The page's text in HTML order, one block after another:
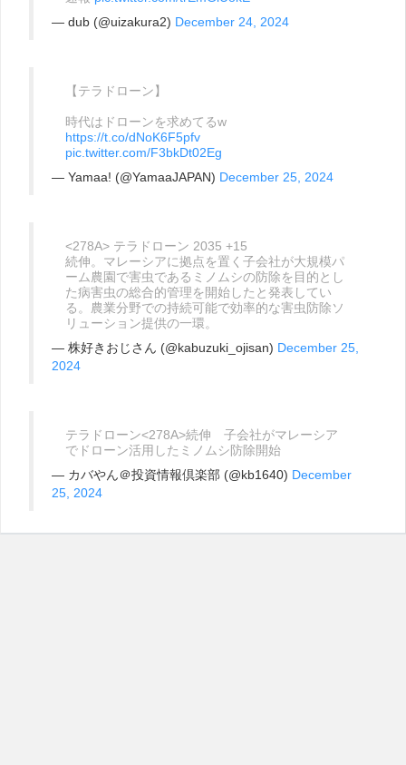
— dub (@uizakura2) December 24, 2024
【テラドローン】
時代はドローンを求めてるw
https://t.co/dNoK6F5pfv
pic.twitter.com/F3bkDt02Eg
— Yamaa! (@YamaaJAPAN) December 25, 2024
<278A> テラドローン 2035 +15
続伸。マレーシアに拠点を置く子会社が大規模パ
ーム農園で害虫であるミノムシの防除を目的とし
た病害虫の総合的管理を開始したと発表してい
る。農業分野での持続可能で効率的な害虫防除ソ
リューション提供の一環。
— 株好きおじさん (@kabuzuki_ojisan) December 25,
2024
テラドローン<278A>続伸 子会社がマレーシア
でドローン活用したミノムシ防除開始
— カバやん＠投資情報倶楽部 (@kb1640) December
25, 2024